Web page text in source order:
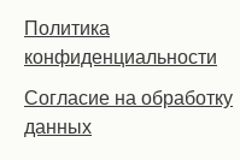
Политика
конфиденциальности
Согласие на обработку
данных